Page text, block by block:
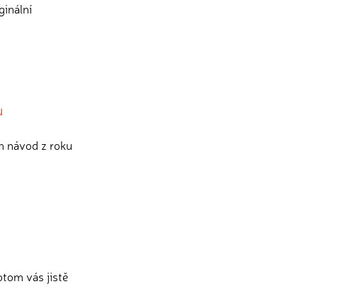
návod z roku
vás jistě